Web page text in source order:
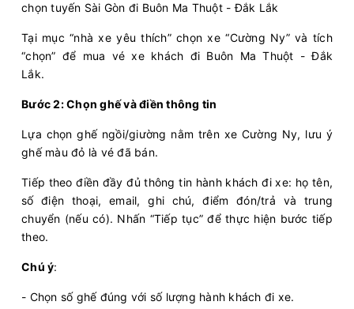
Cổng Chào Bình
Dương
Krông Búk (Dọc
Quốc lộ 14)
Giá vé: 380.000 Còn trống:20+ Chọn mua
19:3509/08/2026 10/0804:40(9 giờ 5 phút)
AEON Mall Bình
Dương Canary
Krông Búk (Dọc
Quốc lộ 14)
Giá vé: 380.000 Còn trống:20+ Chọn mua
chọn tuyến Sài Gòn đi Buôn Ma Thuột - Đắk Lắk
Tại mục “nhà xe yêu thích” chọn xe “Cường Ny” và tích
“chọn” để mua vé xe khách đi Buôn Ma Thuột - Đắk
Lắk.
Bước 2: Chọn ghế và điền thông tin
Lựa chọn ghế ngồi/giường nằm trên xe Cường Ny, lưu ý
ghế màu đỏ là vé đã bán.
Tiếp theo điền đầy đủ thông tin hành khách đi xe: họ tên,
số điện thoại, email, ghi chú, điểm đón/trả và trung
chuyển (nếu có). Nhấn “Tiếp tục” để thực hiện bước tiếp
theo.
Chú ý:
- Chọn số ghế đúng với số lượng hành khách đi xe.